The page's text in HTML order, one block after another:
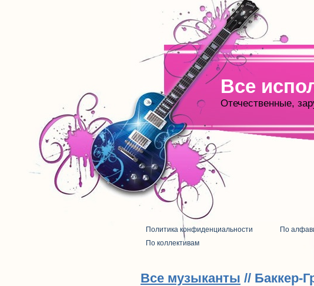
Все
Отечественные,
Политика конфиденциальности По
По коллективам
Все музыканты // Баккер-